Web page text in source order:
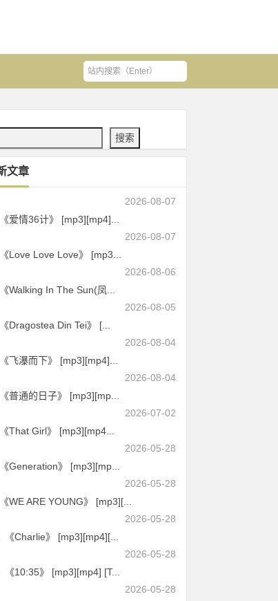
搜索
文章
2026-08-07
《爱情36计》 [mp3][mp4]...
2026-08-07
《Love Love Love》 [mp3...
2026-08-06
《Walking In The Sun(凤...
2026-08-05
《Dragostea Din Tei》 [...
2026-08-04
《飞瀑而下》 [mp3][mp4]...
2026-08-04
《普通的日子》 [mp3][mp...
2026-07-02
《That Girl》 [mp3][mp4...
2026-05-28
《Generation》 [mp3][mp...
2026-05-28
《WE ARE YOUNG》 [mp3][...
2026-05-28
《Charlie》 [mp3][mp4][...
2026-05-28
《10:35》 [mp3][mp4] [T...
2026-05-28